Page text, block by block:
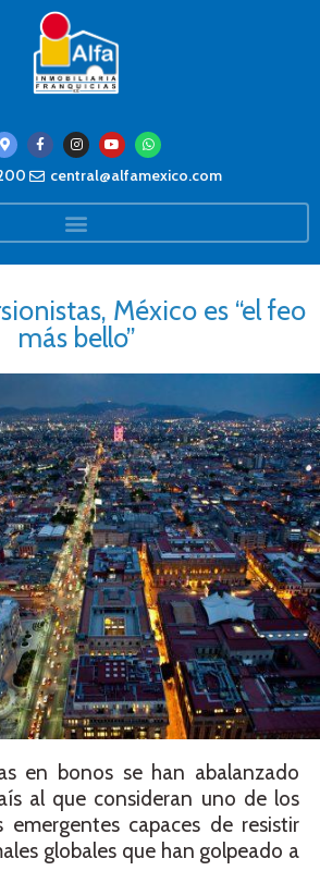
central@alfamexico.com
México es “el feo
más bello”
en bonos se han abalanzado
al que consideran uno de los
emergentes capaces de resistir
globales que han golpeado a